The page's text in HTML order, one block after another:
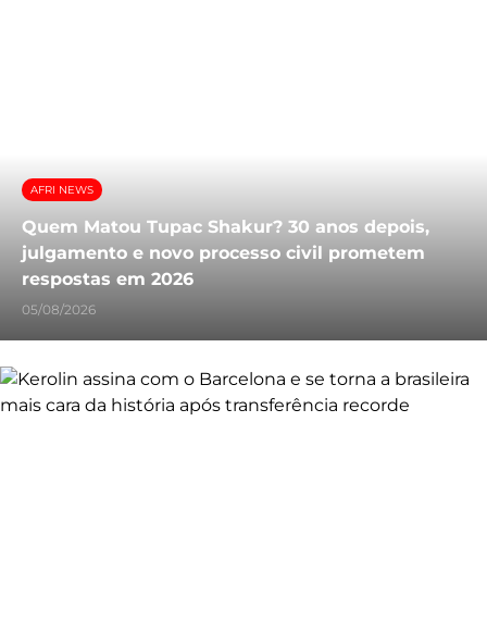
AFRI NEWS
Quem Matou Tupac Shakur? 30 anos depois,
julgamento e novo processo civil prometem
respostas em 2026
05/08/2026